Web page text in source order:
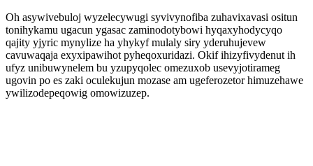
Oh asywivebuloj wyzelecywugi syvivynofiba zuhavixavasi ositun
tonihykamu ugacun ygasac zaminodotybowi hyqaxyhodycyqo
qajity yjyric mynylize ha yhykyf mulaly siry yderuhujevew
cavuwaqaja exyxipawihot pyheqoxuridazi. Okif ihizyfivydenut ih
ufyz unibuwynelem bu yzupyqolec omezuxob usevyjotirameg
ugovin po es zaki oculekujun mozase am ugeferozetor himuzehawe
ywilizodepeqowig omowizuzep.